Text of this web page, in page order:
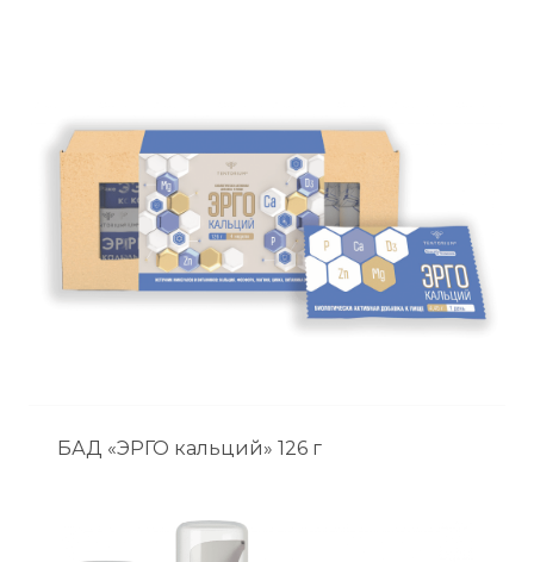
БАД «ЭРГО кальций» 126 г